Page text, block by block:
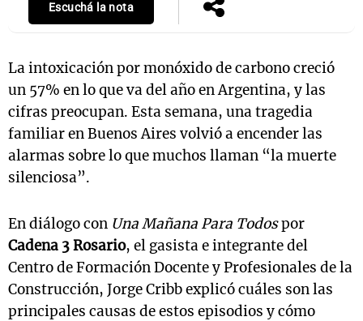
Escuchá la nota
La intoxicación por monóxido de carbono creció
un 57% en lo que va del año en Argentina, y las
cifras preocupan. Esta semana, una tragedia
familiar en Buenos Aires volvió a encender las
alarmas sobre lo que muchos llaman “la muerte
silenciosa”.
En diálogo con Una Mañana Para Todospor
Cadena 3 Rosario, el gasista e integrante del
Centro de Formación Docente y Profesionales de la
Construcción, Jorge Cribbexplicó cuáles son las
principales causas de estos episodios y cómo